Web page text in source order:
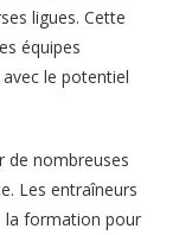
ligues. Cette
équipes
le potentiel
de nombreuses
Les entraîneurs
la formation pour